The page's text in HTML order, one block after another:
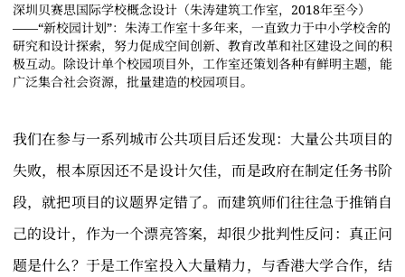
深圳贝赛思国际学校概念设计（朱涛建筑工作室，2018年至今）
——“新校园计划”：朱涛工作室十多年来，一直致力于中小学校舍的
研究和设计探索，努力促成空间创新、教育改革和社区建设之间的积
极互动。除设计单个校园项目外，工作室还策划各种有鲜明主题，能
广泛集合社会资源，批量建造的校园项目。
我们在参与一系列城市公共项目后还发现：大量公共项目的
失败，根本原因还不是设计欠佳，而是政府在制定任务书阶
段，就把项目的议题界定错了。而建筑师们往往急于推销自
己的设计，作为一个漂亮答案，却很少批判性反问：真正问
题是什么？于是工作室投入大量精力，与香港大学合作，结